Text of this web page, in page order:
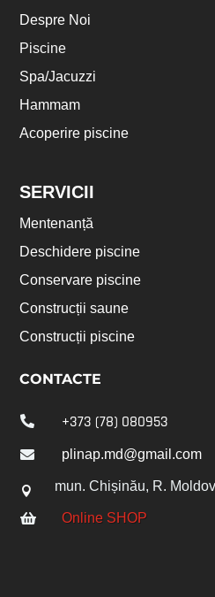
Despre Noi
Piscine
Spa/Jacuzzi
Hammam
Acoperire piscine
SERVICII
Mentenanță
Deschidere piscine
Conservare piscine
Construсții saune
Construсții piscine
CONTACTE
 +373 (78) 080953
 plinap.md@gmail.com
 mun. Chișinău, R.
 Online SHOP